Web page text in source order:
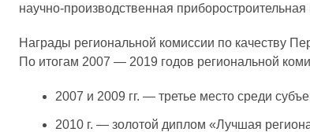
научно-производственная
Награды региональной комиссии по качеству
По итогам 2007 — 2019 годов региональной
2007 и 2009 гг. — третье место среди
2010 г. — золотой диплом «Лучшая